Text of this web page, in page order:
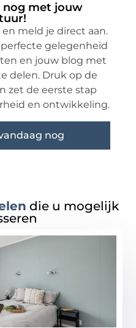
nog met jouw
meld je direct aan.
gelegenheid
en jouw blog met
delen. Druk op de
zet de eerste stap
en ontwikkeling.
nog
die u mogelijk